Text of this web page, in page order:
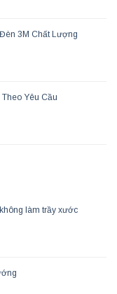
3M Chất Lượng
Yêu Cầu
làm trầy xước